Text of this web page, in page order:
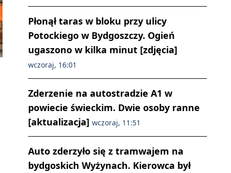
Płonął taras w bloku przy ulicy
Potockiego w Bydgoszczy. Ogień
ugaszono w kilka minut [zdjęcia]
wczoraj, 16:01
Zderzenie na autostradzie A1 w
powiecie świeckim. Dwie osoby ranne
[aktualizacja] wczoraj, 11:51
Auto zderzyło się z tramwajem na
bydgoskich Wyżynach. Kierowca był